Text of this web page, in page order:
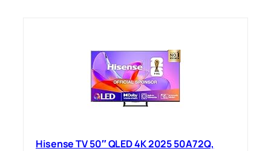
Hisense TV 50″ QLED 4K 2025 50A72Q,